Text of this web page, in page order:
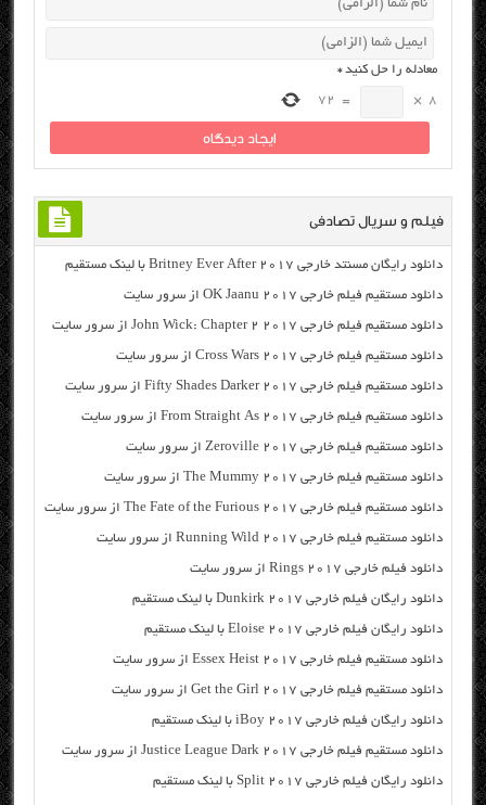
معادله را حل کنید*
8
×
=
72
فیلم و سریال تصادفی
دانلود رایگان مسنتد خارجی Britney Ever After 2017 با لینک مستقیم
دانلود مستقیم فیلم خارجی OK Jaanu 2017 از سرور سایت
دانلود مستقیم فیلم خارجی John Wick: Chapter 2 2017 از سرور سایت
دانلود مستقیم فیلم خارجی Cross Wars 2017 از سرور سایت
دانلود مستقیم فیلم خارجی Fifty Shades Darker 2017 از سرور سایت
دانلود مستقیم فیلم خارجی From Straight As 2017 از سرور سایت
دانلود مستقیم فیلم خارجی Zeroville 2017 از سرور سایت
دانلود مستقیم فیلم خارجی The Mummy 2017 از سرور سایت
دانلود مستقیم فیلم خارجی The Fate of the Furious 2017 از سرور سایت
دانلود مستقیم فیلم خارجی Running Wild 2017 از سرور سایت
دانلود فیلم خارجی Rings 2017 از سرور سایت
دانلود رایگان فیلم خارجی Dunkirk 2017 با لینک مستقیم
دانلود رایگان فیلم خارجی Eloise 2017 با لینک مستقیم
دانلود مستقیم فیلم خارجی Essex Heist 2017 از سرور سایت
دانلود مستقیم فیلم خارجی Get the Girl 2017 از سرور سایت
دانلود رایگان فیلم خارجی iBoy 2017 با لینک مستقیم
دانلود مستقیم فیلم خارجی Justice League Dark 2017 از سرور سایت
دانلود رایگان فیلم خارجی Split 2017 با لینک مستقیم